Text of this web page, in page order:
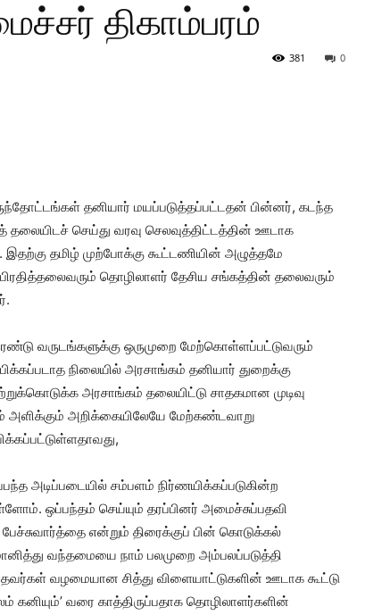
திகாம்பரம்
0
381
தனியார் மயப்படுத்தப்பட்டதன் பின்னர், கடந்த
செய்து வரவு செலவுத்திட்டத்தின் ஊடாக
தமிழ் முற்போக்கு கூட்டணியின் அழுத்தமே
தொழிலாளர் தேசிய சங்கத்தின் தலைவரும்
வருடங்களுக்கு ஒருமுறை மேற்கொள்ளப்பட்டுவரும்
நிலையில் அரசாங்கம் தனியார் துறைக்கு
அரசாங்கம் தலையிட்டு சாதகமான முடிவு
அளிக்கும் அறிக்கையிலேயே மேற்கண்டவாறு
அடிப்படையில் சம்பளம் நிர்ணயிக்கப்படுகின்ற
ஒப்பந்தம் செய்யும் தரப்பினர் அமைச்சுப்பதவி
என்றும் திரைக்குப் பின் கொடுக்கல்
வந்தமையை நாம் பலமுறை அம்பலப்படுத்தி
வழமையான சித்து விளையாட்டுகளின் ஊடாக கூட்டு
கனியும்’ வரை காத்திருப்பதாக தொழிலாளர்களின்